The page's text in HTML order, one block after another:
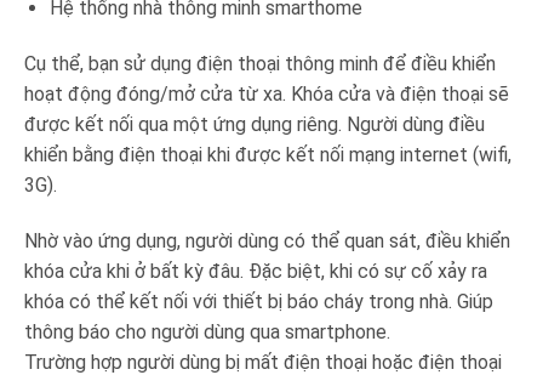
Hệ thống nhà thông minh smarthome
Cụ thể, bạn sử dụng điện thoại thông minh để điều khiển
hoạt động đóng/mở cửa từ xa. Khóa cửa và điện thoại sẽ
được kết nối qua một ứng dụng riêng. Người dùng điều
khiển bằng điện thoại khi được kết nối mạng internet (wifi,
3G).
Nhờ vào ứng dụng, người dùng có thể quan sát, điều khiển
khóa cửa khi ở bất kỳ đâu. Đặc biệt, khi có sự cố xảy ra
khóa có thể kết nối với thiết bị báo cháy trong nhà. Giúp
thông báo cho người dùng qua smartphone.
Trường hợp người dùng bị mất điện thoại hoặc điện thoại